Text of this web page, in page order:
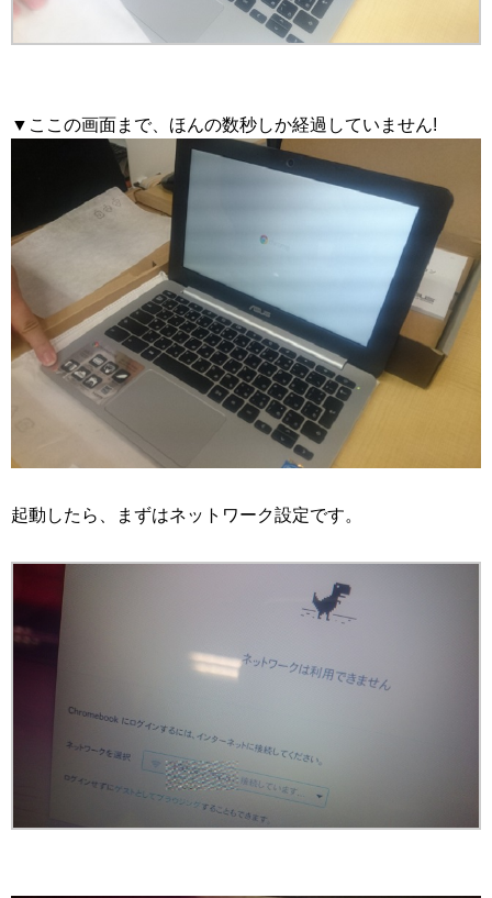
▼ここの画面まで、ほんの数秒しか経過していません!
起動したら、まずはネットワーク設定です。